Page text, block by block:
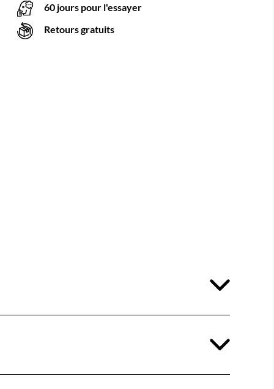
60 jours pour l'essayer
Retours gratuits